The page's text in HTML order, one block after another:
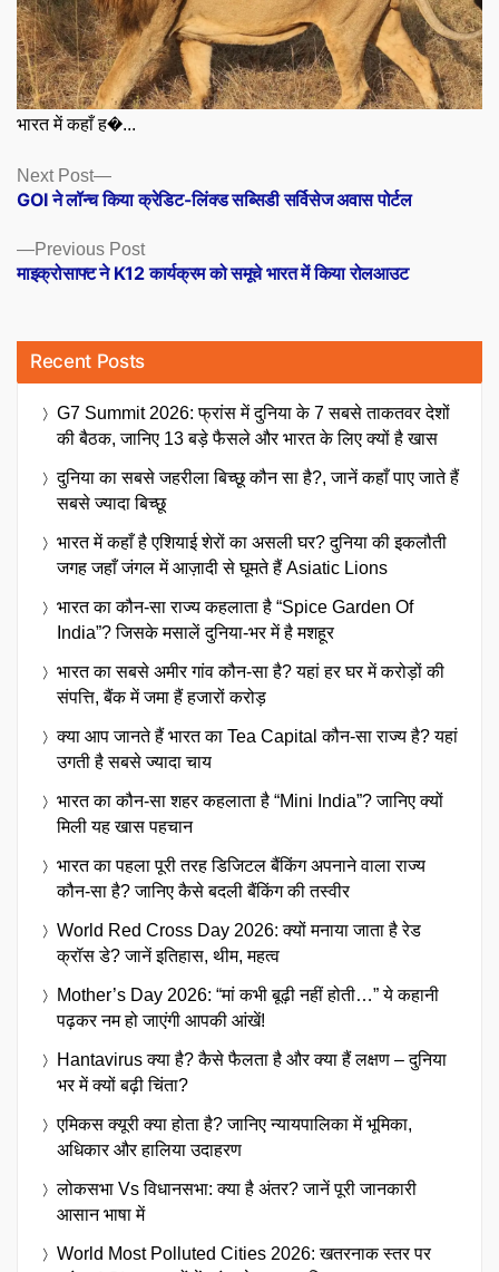
भारत में कहाँ ह�...
Posts
navigation
Previous PostPrevious
post:
माइक्रोसाफ्ट ने K12 कार्यक्रम को समूचे भारत में किया रोलआउट
Next Post
Next
post:
GOI ने लॉन्च किया क्रेडिट-लिंक्ड सब्सिडी सर्विसेज अवास पोर्टल
Recent Posts
G7 Summit 2026: फ्रांस में दुनिया के 7 सबसे ताकतवर देशों
की बैठक, जानिए 13 बड़े फैसले और भारत के लिए क्यों है खास
दुनिया का सबसे जहरीला बिच्छू कौन सा है?, जानें कहाँ पाए जाते हैं
सबसे ज्यादा बिच्छू
भारत में कहाँ है एशियाई शेरों का असली घर? दुनिया की इकलौती
जगह जहाँ जंगल में आज़ादी से घूमते हैं Asiatic Lions
भारत का कौन-सा राज्य कहलाता है “Spice Garden Of
India”? जिसके मसालें दुनिया-भर में है मशहूर
भारत का सबसे अमीर गांव कौन-सा है? यहां हर घर में करोड़ों की
संपत्ति, बैंक में जमा हैं हजारों करोड़
क्या आप जानते हैं भारत का Tea Capital कौन-सा राज्य है? यहां
उगती है सबसे ज्यादा चाय
भारत का कौन-सा शहर कहलाता है “Mini India”? जानिए क्यों
मिली यह खास पहचान
भारत का पहला पूरी तरह डिजिटल बैंकिंग अपनाने वाला राज्य
कौन-सा है? जानिए कैसे बदली बैंकिंग की तस्वीर
World Red Cross Day 2026: क्यों मनाया जाता है रेड
क्रॉस डे? जानें इतिहास, थीम, महत्व
Mother’s Day 2026: “मां कभी बूढ़ी नहीं होती…” ये कहानी
पढ़कर नम हो जाएंगी आपकी आंखें!
Hantavirus क्या है? कैसे फैलता है और क्या हैं लक्षण – दुनिया
भर में क्यों बढ़ी चिंता?
एमिकस क्यूरी क्या होता है? जानिए न्यायपालिका में भूमिका,
अधिकार और हालिया उदाहरण
लोकसभा Vs विधानसभा: क्या है अंतर? जानें पूरी जानकारी
आसान भाषा में
World Most Polluted Cities 2026: खतरनाक स्तर पर